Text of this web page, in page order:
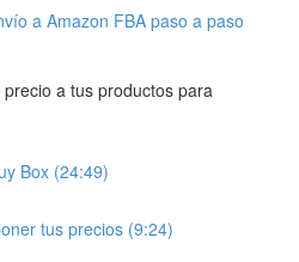
a Amazon FBA paso a paso
a tus productos para
Box (24:49)
tus precios (9:24)